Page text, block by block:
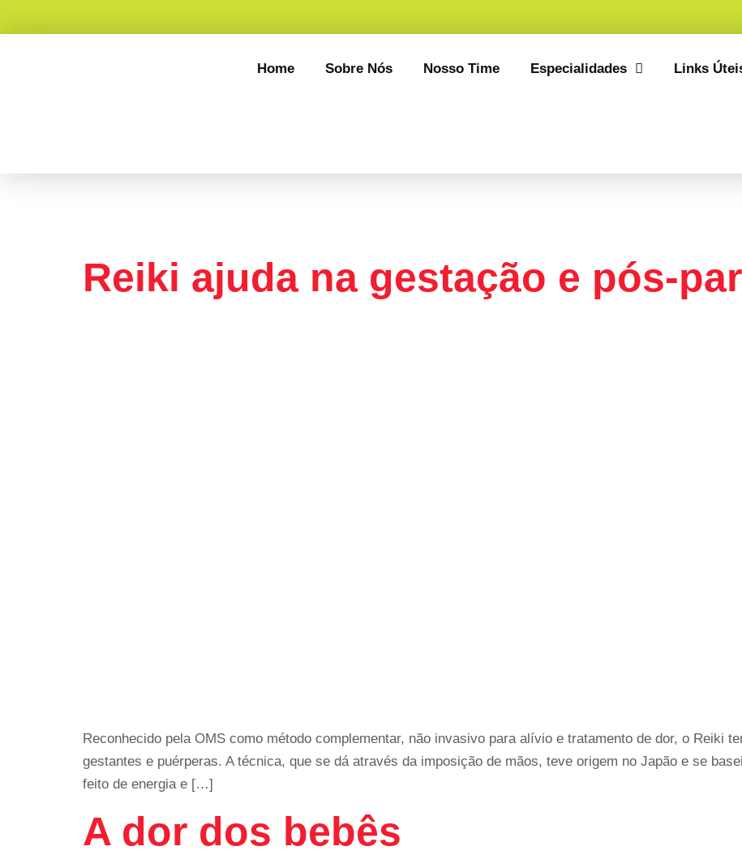
Home Sobre Nós Nosso Time Especialidades Links
Reiki ajuda na gestação e pós-
Reconhecido pela OMS como método complementar, não invasivo para alívio e tratamento de dor, o Reiki
gestantes e puérperas. A técnica, que se dá através da imposição de mãos, teve origem no Japão e se
feito de energia e […]
A dor dos bebês